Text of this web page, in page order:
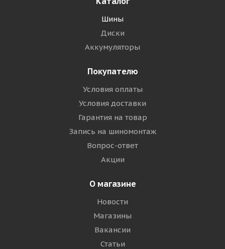
Шины
Диски
Аккумуляторы
Покупателю
Условия оплаты
Условия доставки
Гарантия на товар
Запись на шиномонтаж
Вопрос-ответ
Акции
О магазине
Новости
Магазины
Вакансии
Статьи